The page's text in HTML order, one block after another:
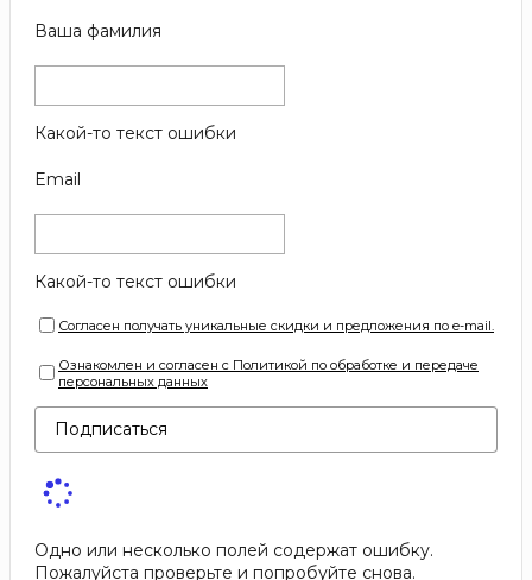
Ваша фамилия
Какой-то текст ошибки
Email
Какой-то текст ошибки
Согласен получать уникальные скидки и предложения по e-mail.
Ознакомлен и согласен с Политикой по обработке и передаче
персональных данных
Подписаться
Одно или несколько полей содержат ошибку.
Пожалуйста проверьте и попробуйте снова.